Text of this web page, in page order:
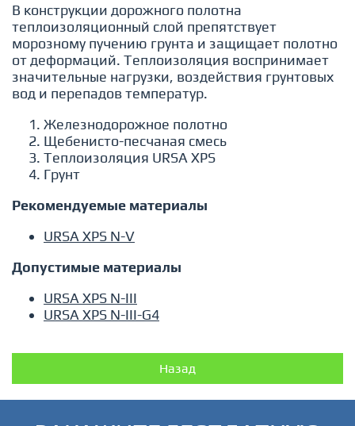
В конструкции дорожного полотна
теплоизоляционный слой препятствует
морозному пучению грунта и защищает полотно
от деформаций. Теплоизоляция воспринимает
значительные нагрузки, воздействия грунтовых
вод и перепадов температур.
Железнодорожное полотно
Щебенисто-песчаная смесь
Теплоизоляция URSA XPS
Грунт
Рекомендуемые материалы
URSA XPS N-V
Допустимые материалы
URSA XPS N-III
URSA XPS N-III-G4
Назад